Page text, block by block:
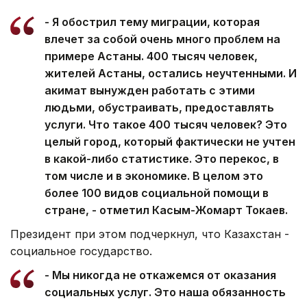
- Я обострил тему миграции, которая
влечет за собой очень много проблем на
примере Астаны. 400 тысяч человек,
жителей Астаны, остались неучтенными. И
акимат вынужден работать с этими
людьми, обустраивать, предоставлять
услуги. Что такое 400 тысяч человек? Это
целый город, который фактически не учтен
в какой-либо статистике. Это перекос, в
том числе и в экономике. В целом это
более 100 видов социальной помощи в
стране, - отметил Касым-Жомарт Токаев.
Президент при этом подчеркнул, что Казахстан -
социальное государство.
- Мы никогда не откажемся от оказания
социальных услуг. Это наша обязанность